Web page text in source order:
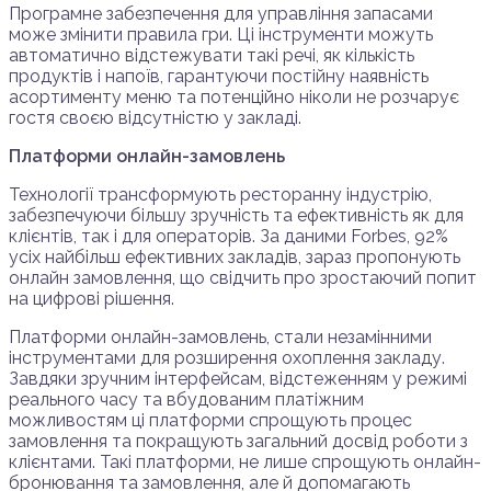
Програмне забезпечення для управління запасами
може змінити правила гри. Ці інструменти можуть
автоматично відстежувати такі речі, як кількість
продуктів і напоїв, гарантуючи постійну наявність
асортименту меню та потенційно ніколи не розчарує
гостя своєю відсутністю у закладі.
Платформи онлайн-замовлень
Технології трансформують ресторанну індустрію,
забезпечуючи більшу зручність та ефективність як для
клієнтів, так і для операторів. За даними Forbes, 92%
усіх найбільш ефективних закладів, зараз пропонують
онлайн замовлення, що свідчить про зростаючий попит
на цифрові рішення.
Платформи онлайн-замовлень, стали незамінними
інструментами для розширення охоплення закладу.
Завдяки зручним інтерфейсам, відстеженням у режимі
реального часу та вбудованим платіжним
можливостям ці платформи спрощують процес
замовлення та покращують загальний досвід роботи з
клієнтами. Такі платформи, не лише спрощують онлайн-
бронювання та замовлення, але й допомагають